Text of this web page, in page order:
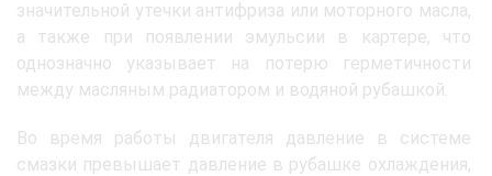
значительной утечки антифриза или моторного масла,
а также при появлении эмульсии в картере, что
однозначно указывает на потерю герметичности
между масляным радиатором и водяной рубашкой.
Во время работы двигателя давление в системе
смазки превышает давление в рубашке охлаждения,